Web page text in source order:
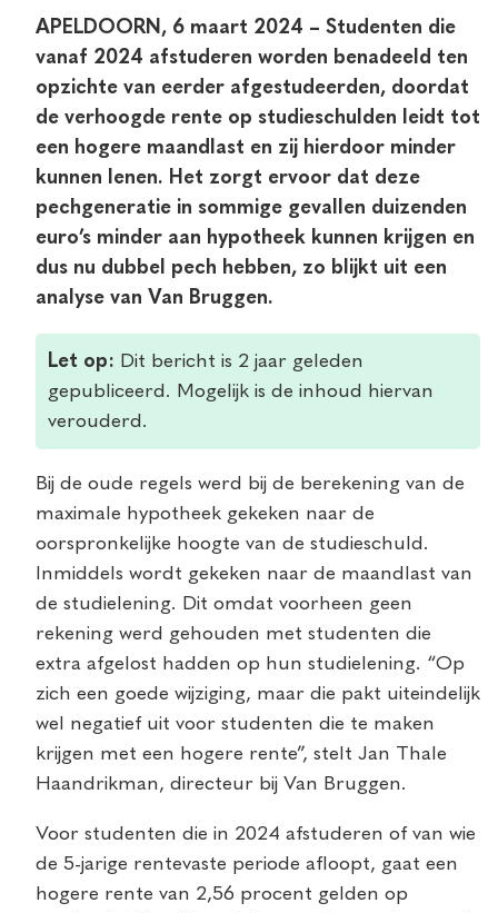
APELDOORN, 6 maart 2024 – Studenten die
vanaf 2024 afstuderen worden benadeeld ten
opzichte van eerder afgestudeerden, doordat
de verhoogde rente op studieschulden leidt tot
een hogere maandlast en zij hierdoor minder
kunnen lenen. Het zorgt ervoor dat deze
pechgeneratie in sommige gevallen duizenden
euro’s minder aan hypotheek kunnen krijgen en
dus nu dubbel pech hebben, zo blijkt uit een
analyse van Van Bruggen.
Let op: Dit bericht is 2 jaar geleden
gepubliceerd. Mogelijk is de inhoud hiervan
verouderd.
Bij de oude regels werd bij de berekening van de
maximale hypotheek gekeken naar de
oorspronkelijke hoogte van de studieschuld.
Inmiddels wordt gekeken naar de maandlast van
de studielening. Dit omdat voorheen geen
rekening werd gehouden met studenten die
extra afgelost hadden op hun studielening. “Op
zich een goede wijziging, maar die pakt uiteindelijk
wel negatief uit voor studenten die te maken
krijgen met een hogere rente”, stelt Jan Thale
Haandrikman, directeur bij Van Bruggen.
Voor studenten die in 2024 afstuderen of van wie
de 5-jarige rentevaste periode afloopt, gaat een
hogere rente van 2,56 procent gelden op